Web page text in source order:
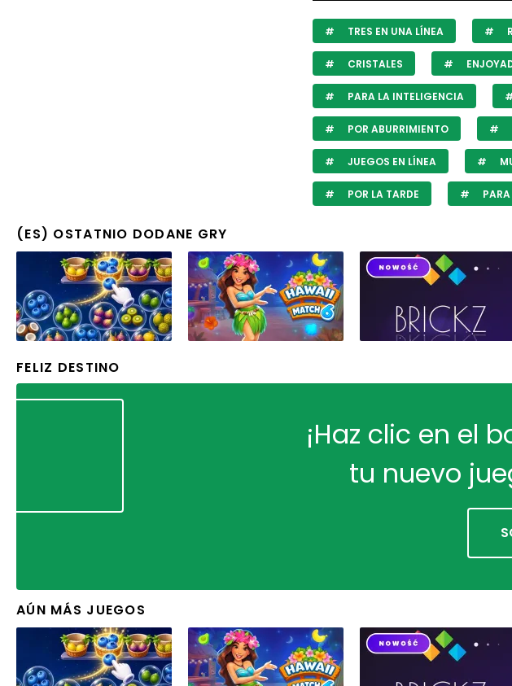
TRES EN UNA LÍNEA
CRISTALES
PARA LA INTELIGENCIA
POR ABURRIMIENTO
JUEGOS EN LÍNEA
POR LA TARDE
(ES) OSTATNIO DODANE GRY
FELIZ DESTINO
¡Haz clic en el
tu nuevo
AÚN MÁS JUEGOS